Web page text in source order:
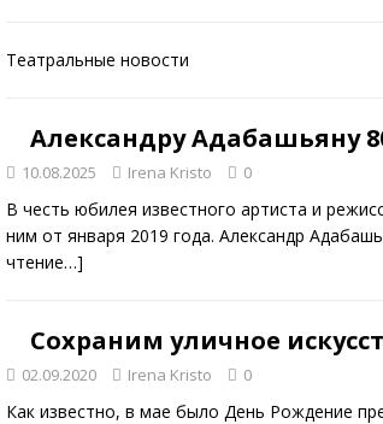
Театральные новости
Александру Адабашьяну
10.08.2025 Irena Kristo 0
В честь юбилея известного артиста и
ним от января 2019 года. Александр
чтение…]
Сохраним уличное
02.09.2020 Irena Kristo 0
Как известно, в мае было День Рождение